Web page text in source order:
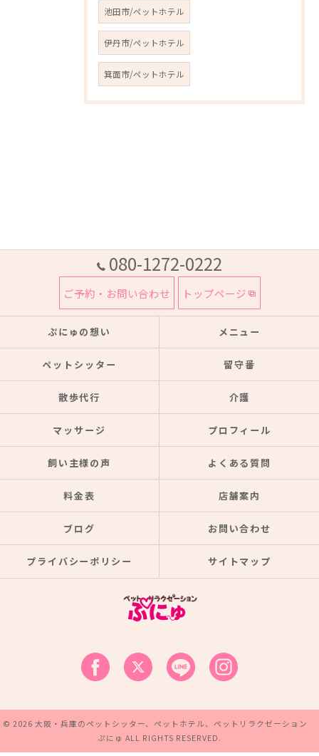
池田市/ペットホテル
伊丹市/ペットホテル
箕面市/ペットホテル
080-1272-0222
ご予約・お問い合わせ トップページ
ぷにゅの想い メニュー
ペットシッター 留守番
散歩代行 介護
マッサージ プロフィール
飼い主様の声 よくある質問
料金表 店舗案内
ブログ お問い合わせ
プライバシーポリシー サイトマップ
© 2026 大阪・兵庫のペットシッター、ペットホテル、ペットリラクゼーション
ぷにゅ ALL RIGHTS RESERVED.